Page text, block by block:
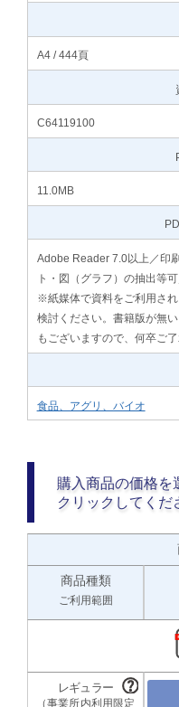
A4 / 444頁
C64119100
11.0MB
Adobe Reader 7.0以上／印
ト・図（グラフ）の抽出等
※紙媒体で資料をご利用さ
検討ください。書籍版が無
もございますので、何卒ご了
食品、アグリ、バイオ
購入商品の価格を
クリックしてくだ
商品種類
ご利用範囲